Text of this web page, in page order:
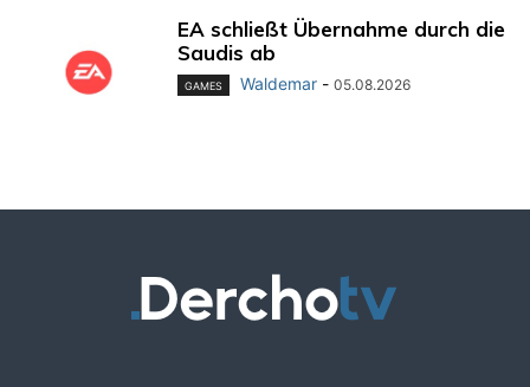
EA schließt Übernahme durch die
Saudis ab
GAMES Waldemar - 05.08.2026